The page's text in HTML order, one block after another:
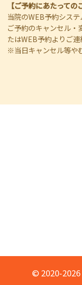
【ご予約にあたっての
当院のWEB予約シス
ご予約のキャンセル・
たはWEB予約よりご連
※当日キャンセル等や
© 2020-